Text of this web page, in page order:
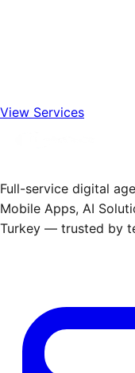
View Services
Full-service digital
Mobile Apps, AI
Turkey — trusted by